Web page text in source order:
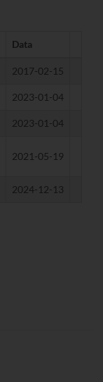
Data
2017-02-15
2023-01-04
2023-01-04
2021-05-19
2024-12-13